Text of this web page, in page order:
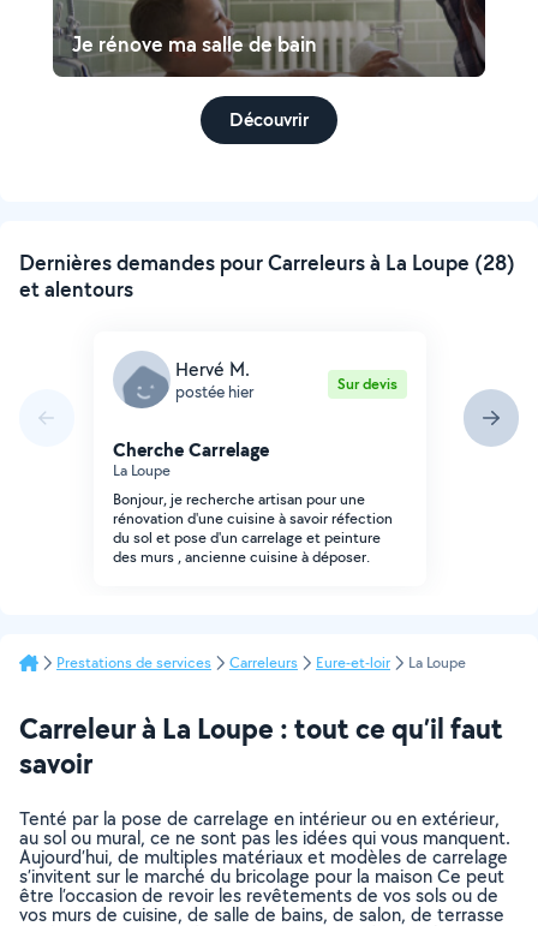
Je rénove ma salle de bain
Découvrir
Dernières demandes pour Carreleurs à La Loupe (28)
et alentours
Hervé M.
postée hier Sur devis
Cherche Carrelage
La Loupe
Bonjour, je recherche artisan pour une
rénovation d'une cuisine à savoir réfection
du sol et pose d'un carrelage et peinture
des murs , ancienne cuisine à déposer.
Prestations de services Carreleurs Eure-et-loir La Loupe
Carreleur à La Loupe : tout ce qu’il faut
savoir
Tenté par la pose de carrelage en intérieur ou en extérieur,
au sol ou mural, ce ne sont pas les idées qui vous manquent.
Aujourd’hui, de multiples matériaux et modèles de carrelage
s’invitent sur le marché du bricolage pour la maison Ce peut
être l’occasion de revoir les revêtements de vos sols ou de
vos murs de cuisine, de salle de bains, de salon, de terrasse